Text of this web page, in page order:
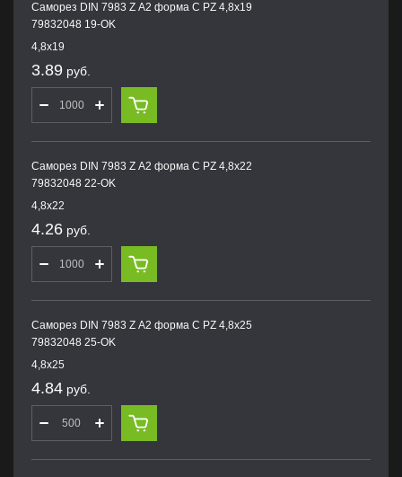
Саморез DIN 7983 Z А2 форма С PZ 4,8х19
79832048 19-OK
4,8х19
3.89 руб.
Саморез DIN 7983 Z А2 форма С PZ 4,8х22
79832048 22-OK
4,8х22
4.26 руб.
Саморез DIN 7983 Z А2 форма С PZ 4,8х25
79832048 25-OK
4,8х25
4.84 руб.